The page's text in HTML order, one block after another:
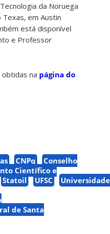
da Noruega
em Austin
está disponível
e Professor
na página do
CNPq
Conselho
Científico e
Statoil UFSC
Universidade
de Santa